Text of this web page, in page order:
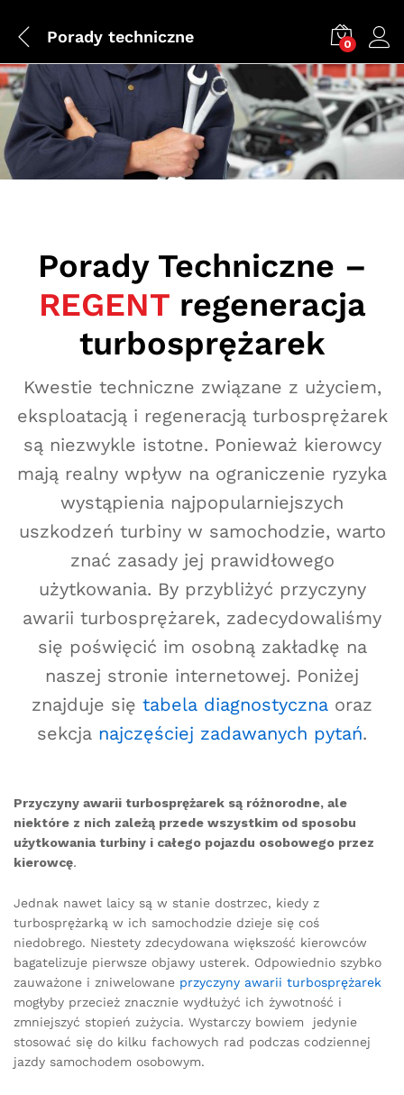
Porady techniczne 0
Porady Techniczne –
REGENTregeneracja
turbosprężarek
Kwestie techniczne związane z użyciem,
eksploatacją i regeneracją turbosprężarek
są niezwykle istotne. Ponieważ kierowcy
mają realny wpływ na ograniczenie ryzyka
wystąpienia najpopularniejszych
uszkodzeń turbiny w samochodzie, warto
znać zasady jej prawidłowego
użytkowania. By przybliżyć przyczyny
awarii turbosprężarek, zadecydowaliśmy
się poświęcić im osobną zakładkę na
naszej stronie internetowej. Poniżej
znajduje się tabela diagnostyczna oraz
sekcja najczęściej zadawanych pytań.
Przyczyny awarii turbosprężarek są różnorodne, ale
niektóre z nich zależą przede wszystkim od sposobu
użytkowania turbiny i całego pojazdu osobowego przez
kierowcę.
Jednak nawet laicy są w stanie dostrzec, kiedy z
turbosprężarką w ich samochodzie dzieje się coś
niedobrego. Niestety zdecydowana większość kierowców
bagatelizuje pierwsze objawy usterek. Odpowiednio szybko
zauważone i zniwelowane przyczyny awarii turbosprężarek
mogłyby przecież znacznie wydłużyć ich żywotność i
zmniejszyć stopień zużycia. Wystarczy bowiem jedynie
stosować się do kilku fachowych rad podczas codziennej
jazdy samochodem osobowym.